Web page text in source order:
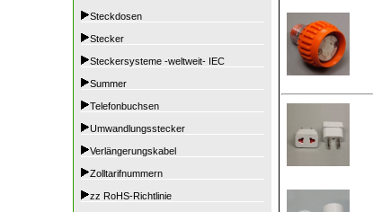
Steckdosen
Stecker
Steckersysteme -weltweit- IEC
Summer
Telefonbuchsen
Umwandlungsstecker
Verlängerungskabel
Zolltarifnummern
zz RoHS-Richtlinie